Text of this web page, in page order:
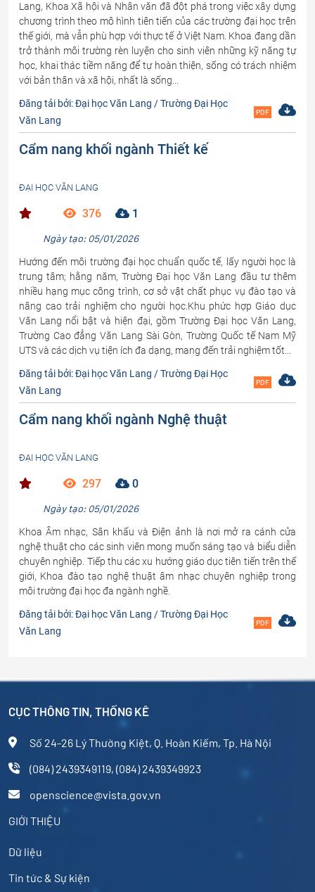
Lang, Khoa Xã hội và Nhân văn đã đột phá trong việc xây dựng
chương trình theo mô hình tiên tiến của các trường đại học trên
thế giới, mà vẫn phù hợp với thực tế ở Việt Nam. Khoa đang dần
trở thành môi trường rèn luyện cho sinh viên những kỹ năng tự
học, khai thác tiềm năng để tự hoàn thiện, sống có trách nhiệm
với bản thân và xã hội, nhất là sống...
Đăng tải bởi: Đại học Văn Lang / Trường Đại Học
Văn Lang
PDF
Cẩm nang khối ngành Thiết kế
ĐẠI HỌC VĂN LANG
376 1
Ngày tạo: 05/01/2026
Hướng đến môi trường đại học chuẩn quốc tế, lấy người học là
trung tâm; hằng năm, Trường Đại học Văn Lang đầu tư thêm
nhiều hạng mục công trình, cơ sở vật chất phục vụ đào tạo và
nâng cao trải nghiệm cho người học.Khu phức hợp Giáo dục
Văn Lang nổi bật và hiện đại, gồm Trường Đại học Văn Lang,
Trường Cao đẳng Văn Lang Sài Gòn, Trường Quốc tế Nam Mỹ
UTS và các dịch vụ tiện ích đa dạng, mang đến trải nghiệm tốt...
Đăng tải bởi: Đại học Văn Lang / Trường Đại Học
Văn Lang
PDF
Cẩm nang khối ngành Nghệ thuật
ĐẠI HỌC VĂN LANG
297 0
Ngày tạo: 05/01/2026
Khoa Âm nhạc, Sân khấu và Điện ảnh là nơi mở ra cánh cửa
nghệ thuật cho các sinh viên mong muốn sáng tạo và biểu diễn
chuyên nghiệp. Tiếp thu các xu hướng giáo dục tiên tiến trên thế
giới, Khoa đào tạo nghệ thuật âm nhạc chuyên nghiệp trong
môi trường đại học đa ngành nghề.
Đăng tải bởi: Đại học Văn Lang / Trường Đại Học
Văn Lang
PDF
CỤC THÔNG TIN, THỐNG KÊ
Số 24-26 Lý Thường Kiệt, Q. Hoàn Kiếm, Tp. Hà Nội
(084) 2439349119, (084) 2439349923
openscience@vista.gov.vn
GIỚI THIỆU
Dữ liệu
Tin tức & Sự kiện